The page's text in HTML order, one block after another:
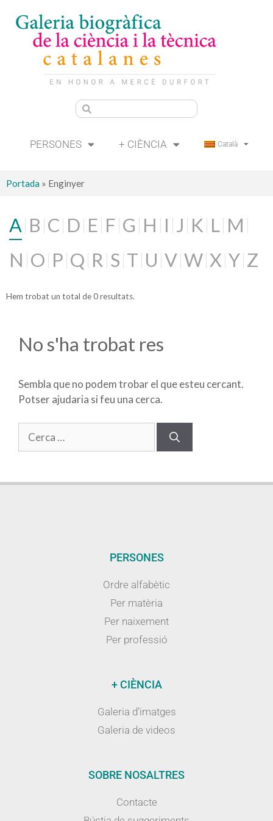
PERSONES + CIÈNCIA Català
Portada » Enginyer
A B C D E F G H I J K L M
N O P Q R S T U V W X Y Z
Hem trobat un total de 0 resultats.
No s'ha trobat res
Sembla que no podem trobar el que esteu cercant.
Potser ajudaria si feu una cerca.
PERSONES
Ordre alfabètic
Per matèria
Per naixement
Per professió
+ CIÈNCIA
Galeria d’imatges
Galeria de videos
SOBRE NOSALTRES
Contacte